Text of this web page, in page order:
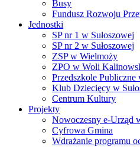
Busy
Fundusz Rozwoju
Jednostki
SP nr 1 w Sułoszowej
SP nr 2 w Sułoszowej
ZSP w Wielmoży
ZPO w Woli
Przedszkole Publiczne
Klub Dziecięcy w
Centrum Kultury
Projekty
Nowoczesny e-Urząd
Cyfrowa Gmina
Wdrażanie programu